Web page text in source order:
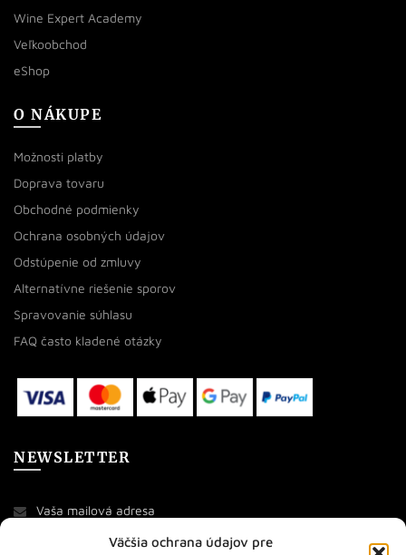
Väčšia ochrana údajov pre
Wine Expert Academy
Veľkoobchod
eShop
O NÁKUPE
Možnosti platby
Doprava tovaru
Obchodné podmienky
Ochrana osobných údajov
Odstúpenie od zmluvy
Alternatívne riešenie sporov
Spravovanie súhlasu
FAQ často kladené otázky
NEWSLETTER